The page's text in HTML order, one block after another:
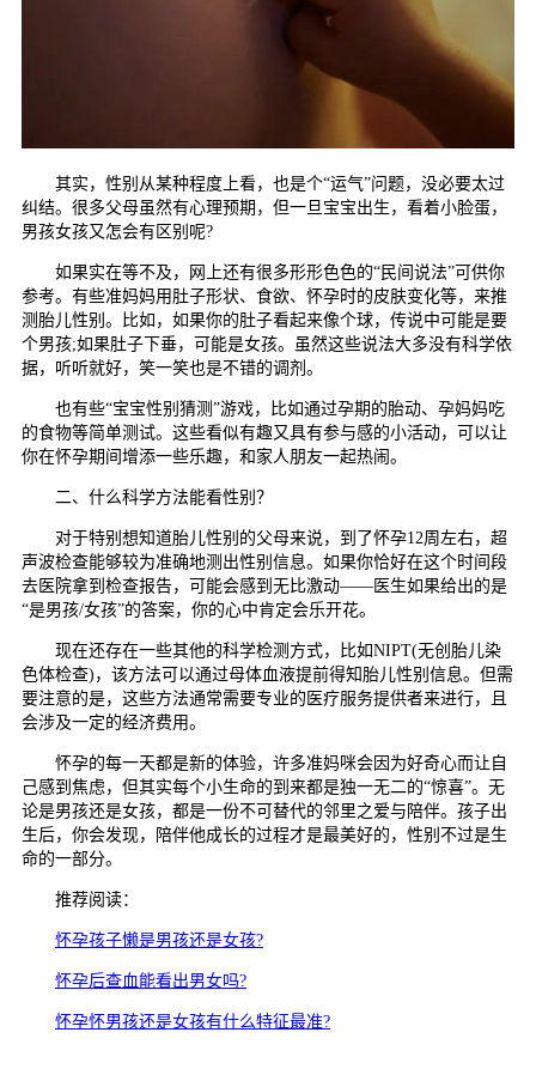
其实，性别从某种程度上看，也是个“运气”问题，没必要太过
纠结。很多父母虽然有心理预期，但一旦宝宝出生，看着小脸蛋，
男孩女孩又怎会有区别呢?
如果实在等不及，网上还有很多形形色色的“民间说法”可供你
参考。有些准妈妈用肚子形状、食欲、怀孕时的皮肤变化等，来推
测胎儿性别。比如，如果你的肚子看起来像个球，传说中可能是要
个男孩;如果肚子下垂，可能是女孩。虽然这些说法大多没有科学依
据，听听就好，笑一笑也是不错的调剂。
也有些“宝宝性别猜测”游戏，比如通过孕期的胎动、孕妈妈吃
的食物等简单测试。这些看似有趣又具有参与感的小活动，可以让
你在怀孕期间增添一些乐趣，和家人朋友一起热闹。
二、什么科学方法能看性别？
对于特别想知道胎儿性别的父母来说，到了怀孕12周左右，超
声波检查能够较为准确地测出性别信息。如果你恰好在这个时间段
去医院拿到检查报告，可能会感到无比激动——医生如果给出的是
“是男孩/女孩”的答案，你的心中肯定会乐开花。
现在还存在一些其他的科学检测方式，比如NIPT(无创胎儿染
色体检查)，该方法可以通过母体血液提前得知胎儿性别信息。但需
要注意的是，这些方法通常需要专业的医疗服务提供者来进行，且
会涉及一定的经济费用。
怀孕的每一天都是新的体验，许多准妈咪会因为好奇心而让自
己感到焦虑，但其实每个小生命的到来都是独一无二的“惊喜”。无
论是男孩还是女孩，都是一份不可替代的邻里之爱与陪伴。孩子出
生后，你会发现，陪伴他成长的过程才是最美好的，性别不过是生
命的一部分。
推荐阅读：
怀孕孩子懒是男孩还是女孩?
怀孕后查血能看出男女吗?
怀孕怀男孩还是女孩有什么特征最准?